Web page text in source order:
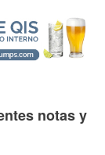
notas y